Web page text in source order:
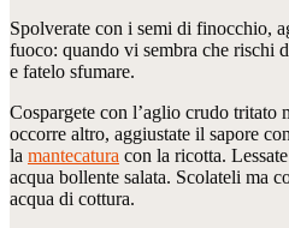
Spolverate con i semi di finocchio,
fuoco: quando vi sembra che rischi
e fatelo sfumare.
Cospargete con l’aglio crudo tritato
occorre altro, aggiustate il sapore con
la mantecatura con la ricotta.
acqua bollente salata. Scolateli ma
acqua di cottura.